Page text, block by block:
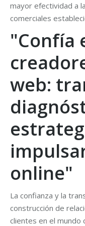
mayor efectividad a
comerciales
"Confía
web:
online"
La confianza y la
construcción de
clientes en el mundo